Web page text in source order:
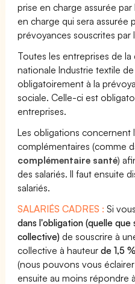
prise en charge assurée
en charge qui sera assurée
prévoyances souscrites par
Toutes les entreprises de
nationale Industrie textile
obligatoirement à la
sociale. Celle-ci est
entreprises.
Les obligations concernent
complémentaires (comme
complémentaire santé)
des salariés. Il faut ensuite
salariés.
SALARIÉS CADRES : Si
dans l'obligation (quelle
collective) de souscrire à
collective à hauteurde 1,5
(nous pouvons vous
ensuite au moins répondre